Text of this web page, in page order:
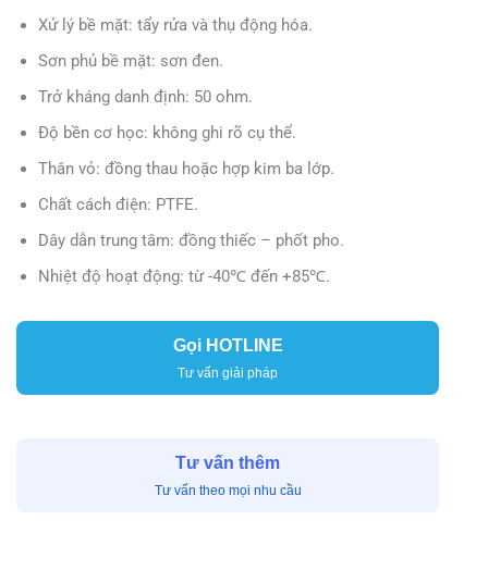
Xử lý bề mặt: tẩy rửa và thụ động hóa.
Sơn phủ bề mặt: sơn đen.
Trở kháng danh định: 50 ohm.
Độ bền cơ học: không ghi rõ cụ thể.
Thân vỏ: đồng thau hoặc hợp kim ba lớp.
Chất cách điện: PTFE.
Dây dẫn trung tâm: đồng thiếc – phốt pho.
Nhiệt độ hoạt động: từ -40℃ đến +85℃.
Gọi HOTLINE
Tư vấn giải pháp
Tư vấn thêm
Tư vấn theo mọi nhu cầu